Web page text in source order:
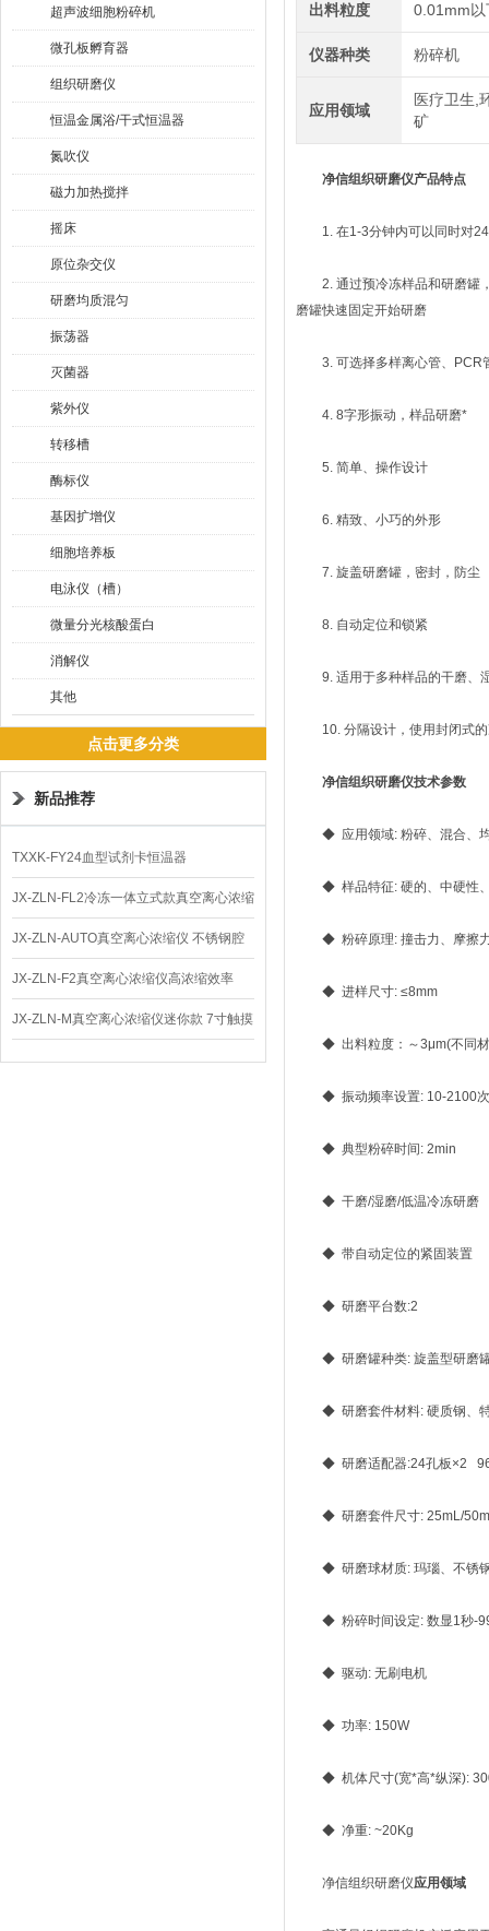
超声波细胞粉碎机
微孔板孵育器
组织研磨仪
恒温金属浴/干式恒温器
氮吹仪
磁力加热搅拌
摇床
原位杂交仪
研磨均质混匀
振荡器
灭菌器
紫外仪
转移槽
酶标仪
基因扩增仪
细胞培养板
电泳仪（槽）
微量分光核酸蛋白
消解仪
其他
点击更多分类
新品推荐
TXXK-FY24血型试剂卡恒温器
JX-ZLN-FL2冷冻一体立式款真空离心浓缩
仪 低温功能
JX-ZLN-AUTO真空离心浓缩仪 不锈钢腔
体
JX-ZLN-F2真空离心浓缩仪高浓缩效率
JX-ZLN-M真空离心浓缩仪迷你款 7寸触摸
屏
出料粒度 0.01mm以
仪器种类 粉碎机
应用领域
医疗卫生,
矿
净信组织研磨仪产品特点
1. 在1-3分钟内可以同时对24
2. 通过预冷冻样品和研磨罐，
磨罐快速固定开始研磨
3. 可选择多样离心管、PCR
4. 8字形振动，样品研磨*
5. 简单、操作设计
6. 精致、小巧的外形
7. 旋盖研磨罐，密封，防尘
8. 自动定位和锁紧
9. 适用于多种样品的干磨、
10. 分隔设计，使用封闭式的
净信组织研磨仪技术参数
◆ 应用领域: 粉碎、混合、均
◆ 样品特征: 硬的、中硬性、
◆ 粉碎原理: 撞击力、摩擦
◆ 进样尺寸: ≤8mm
◆ 出料粒度：～3μm(不同材
◆ 振动频率设置: 10-2100次
◆ 典型粉碎时间: 2min
◆ 干磨/湿磨/低温冷冻研磨
◆ 带自动定位的紧固装置
◆ 研磨平台数:2
◆ 研磨罐种类: 旋盖型研磨
◆ 研磨套件材料: 硬质钢、特
◆ 研磨适配器:24孔板×2 96
◆ 研磨套件尺寸: 25mL/
◆ 研磨球材质: 玛瑙、不锈钢
◆ 粉碎时间设定: 数显1秒-
◆ 驱动: 无刷电机
◆ 功率: 150W
◆ 机体尺寸(宽*高*纵深):
◆ 净重: ~20Kg
净信组织研磨仪应用领域